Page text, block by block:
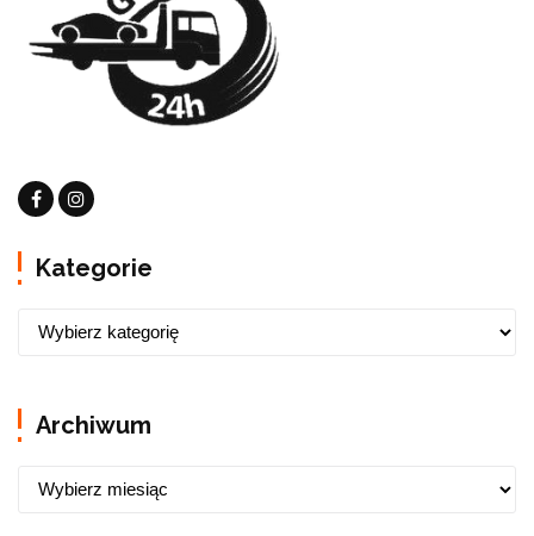
Kategorie
Archiwum